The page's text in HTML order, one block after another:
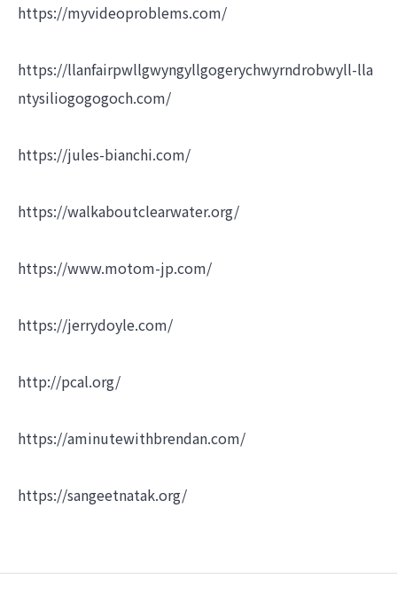
https://myvideoproblems.com/
https://llanfairpwllgwyngyllgogerychwyrndrobwyll-lla
ntysiliogogogoch.com/
https://jules-bianchi.com/
https://walkaboutclearwater.org/
https://www.motom-jp.com/
https://jerrydoyle.com/
http://pcal.org/
https://aminutewithbrendan.com/
https://sangeetnatak.org/